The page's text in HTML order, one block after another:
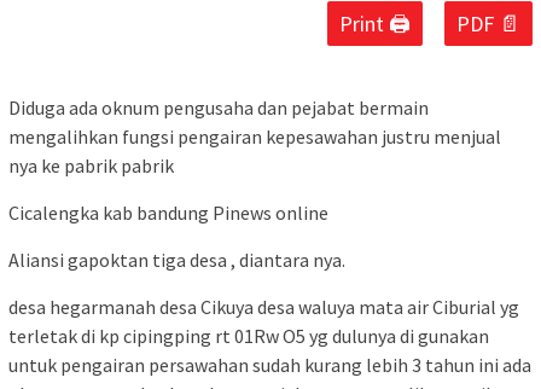
Print 🖨 PDF 📄
Diduga ada oknum pengusaha dan pejabat bermain
mengalihkan fungsi pengairan kepesawahan justru menjual
nya ke pabrik pabrik
Cicalengka kab bandung Pinews online
Aliansi gapoktan tiga desa , diantara nya.
desa hegarmanah desa Cikuya desa waluya mata air Ciburial yg
terletak di kp cipingping rt 01Rw O5 yg dulunya di gunakan
untuk pengairan persawahan sudah kurang lebih 3 tahun ini ada